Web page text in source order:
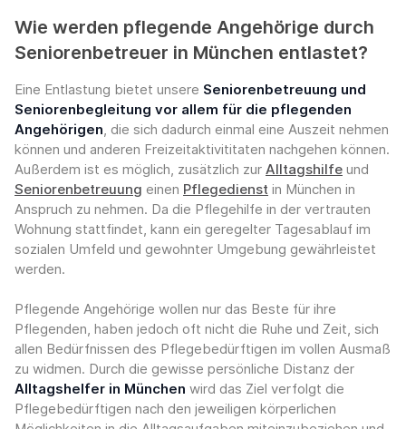
Wie werden pflegende Angehörige durch
Seniorenbetreuer in München entlastet?
Eine Entlastung bietet unsere Seniorenbetreuung und
Seniorenbegleitung vor allem für die pflegenden
Angehörigen, die sich dadurch einmal eine Auszeit nehmen
können und anderen Freizeitaktivititaten nachgehen können.
Außerdem ist es möglich, zusätzlich zur Alltagshilfe und
Seniorenbetreuung einen Pflegedienst in München in
Anspruch zu nehmen. Da die Pflegehilfe in der vertrauten
Wohnung stattfindet, kann ein geregelter Tagesablauf im
sozialen Umfeld und gewohnter Umgebung gewährleistet
werden.
Pflegende Angehörige wollen nur das Beste für ihre
Pflegenden, haben jedoch oft nicht die Ruhe und Zeit, sich
allen Bedürfnissen des Pflegebedürftigen im vollen Ausmaß
zu widmen. Durch die gewisse persönliche Distanz der
Alltagshelfer in München wird das Ziel verfolgt die
Pflegebedürftigen nach den jeweiligen körperlichen